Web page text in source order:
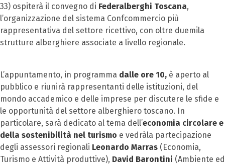
33) ospiterà il convegno di Federalberghi Toscana,
l’organizzazione del sistema Confcommercio più
rappresentativa del settore ricettivo, con oltre duemila
strutture alberghiere associate a livello regionale.
L’appuntamento, in programma dalle ore 10, è aperto al
pubblico e riunirà rappresentanti delle istituzioni, del
mondo accademico e delle imprese per discutere le sfide e
le opportunità del settore alberghiero toscano. In
particolare, sarà dedicato al tema dell’economia circolare e
della sostenibilità nel turismo e vedràla partecipazione
degli assessori regionali Leonardo Marras (Economia,
Turismo e Attività produttive), David Barontini (Ambiente ed